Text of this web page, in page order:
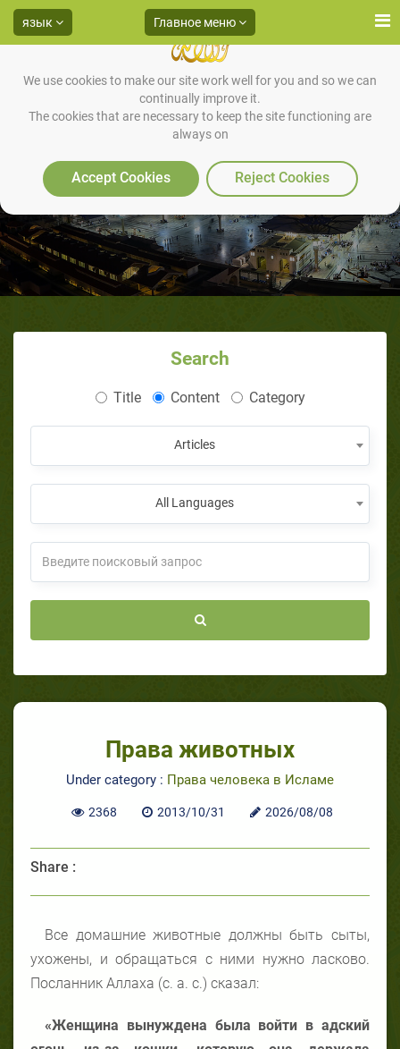
We use cookies to make our site work well for you and so we can
continually improve it.
The cookies that are necessary to keep the site functioning are
always on
Accept Cookies Reject Cookies
язык Главное меню
Права животных
Search
Title Content Category
Articles
All Languages
Права животных
Under category : Права человека в Исламе
2368 2013/10/31 2026/08/08
Share :
Все домашние животные должны быть сыты,
ухожены, и обращаться с ними нужно ласково.
Посланник Аллаха (с. а. с.) сказал:
«Женщина вынуждена была войти в адский